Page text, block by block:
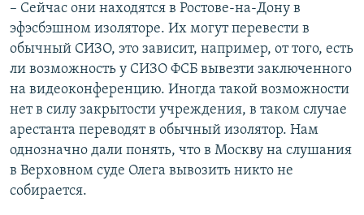
– Сейчас они находятся в Ростове-на-Дону в
эфэсбэшном изоляторе. Их могут перевести в
обычный СИЗО, это зависит, например, от того, есть
ли возможность у СИЗО ФСБ вывезти заключенного
на видеоконференцию. Иногда такой возможности
нет в силу закрытости учреждения, в таком случае
арестанта переводят в обычный изолятор. Нам
однозначно дали понять, что в Москву на слушания
в Верховном суде Олега вывозить никто не
собирается.